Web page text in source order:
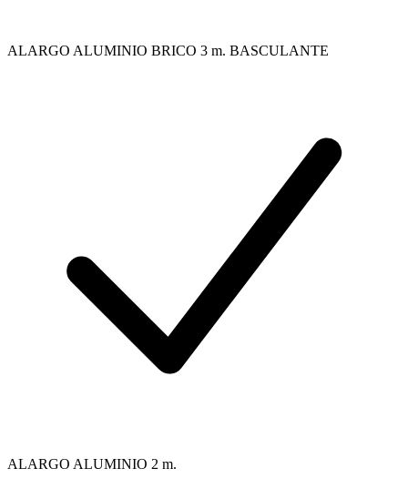
ALARGO ALUMINIO BRICO 3 m. BASCULANTE
ALARGO ALUMINIO 2 m.